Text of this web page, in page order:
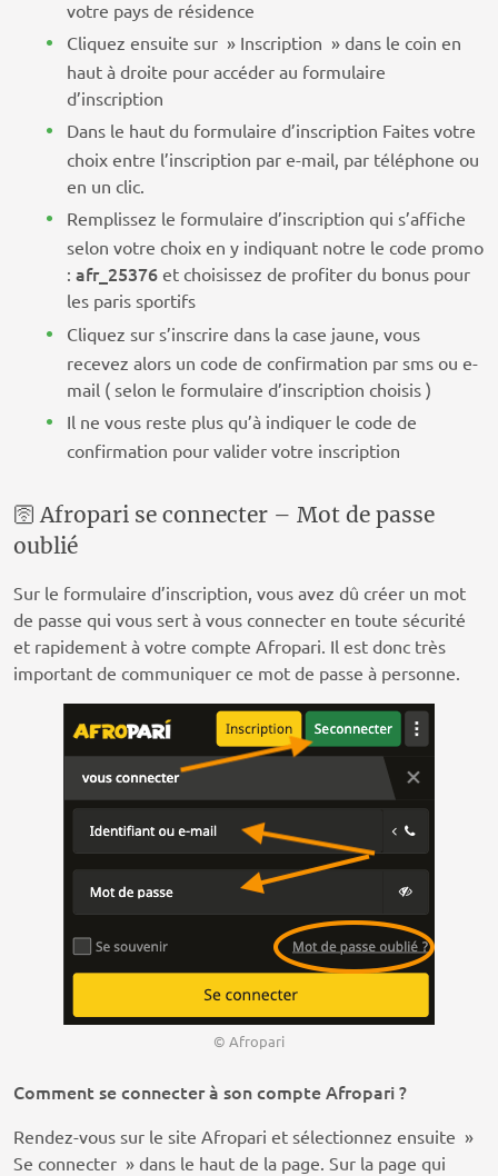
votre pays de résidence
Cliquez ensuite sur » Inscription » dans le coin en
haut à droite pour accéder au formulaire
d’inscription
Dans le haut du formulaire d’inscription Faites votre
choix entre l’inscription par e-mail, par téléphone ou
en un clic.
Remplissez le formulaire d’inscription qui s’affiche
selon votre choix en y indiquant notre le code promo
: afr_25376 et choisissez de profiter du bonus pour
les paris sportifs
Cliquez sur s’inscrire dans la case jaune, vous
recevez alors un code de confirmation par sms ou e-
mail ( selon le formulaire d’inscription choisis )
Il ne vous reste plus qu’à indiquer le code de
confirmation pour valider votre inscription
🛜 Afropari se connecter – Mot de passe
oublié
Sur le formulaire d’inscription, vous avez dû créer un mot
de passe qui vous sert à vous connecter en toute sécurité
et rapidement à votre compte Afropari. Il est donc très
important de communiquer ce mot de passe à personne.
© Afropari
Comment se connecter à son compte Afropari ?
Rendez-vous sur le site Afropari et sélectionnez ensuite »
Se connecter » dans le haut de la page. Sur la page qui